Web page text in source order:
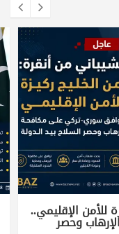
للأمن الإقليمي..
وحصر